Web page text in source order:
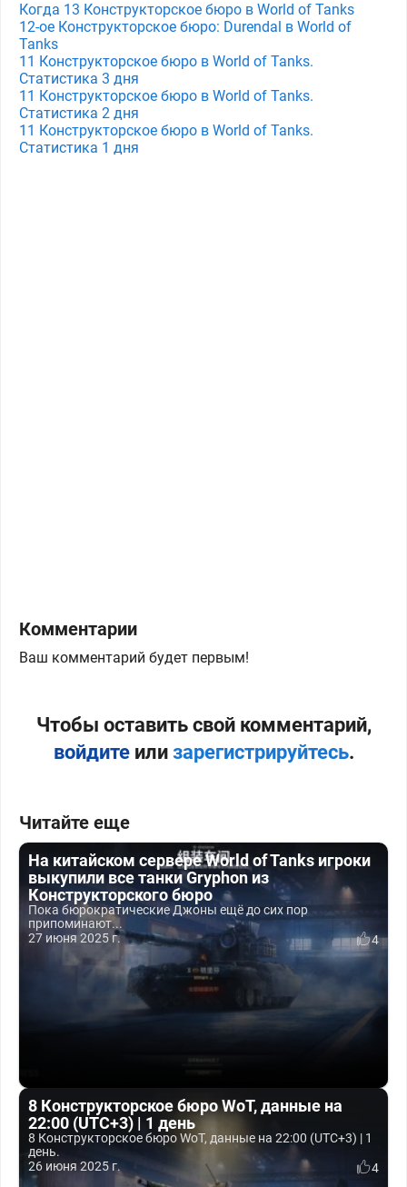
Когда 13 Конструкторское бюро в World of Tanks
12-ое Конструкторское бюро: Durendal в World of
Tanks
11 Конструкторское бюро в World of Tanks.
Статистика 3 дня
11 Конструкторское бюро в World of Tanks.
Статистика 2 дня
11 Конструкторское бюро в World of Tanks.
Статистика 1 дня
Комментарии
Ваш комментарий будет первым!
Чтобы оставить свой комментарий,
войдитеили зарегистрируйтесь.
Читайте еще
На китайском сервере World of Tanks игроки
выкупили все танки Gryphon из
Конструкторского бюро
Пока бюрократические Джоны ещё до сих пор
припоминают...
27 июня 2025 г.
4
8 Конструкторское бюро WoT, данные на
22:00 (UTC+3) | 1 день
8 Конструкторское бюро WoT, данные на 22:00 (UTC+3) | 1
день.
26 июня 2025 г.
4